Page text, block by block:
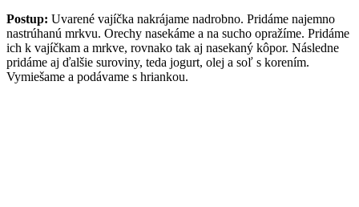
Postup: Uvarené vajíčka nakrájame nadrobno. Pridáme najemno
nastrúhanú mrkvu. Orechy nasekáme a na sucho opražíme. Pridáme
ich k vajíčkam a mrkve, rovnako tak aj nasekaný kôpor. Následne
pridáme aj ďalšie suroviny, teda jogurt, olej a soľ s korením.
Vymiešame a podávame s hriankou.